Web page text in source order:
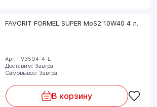
FAVORIT FORMEL SUPER MoS2 10W40 4 л.
Арт: FV3504-4-E
Доставим: Завтра
Самовывоз: Завтра
В корзину